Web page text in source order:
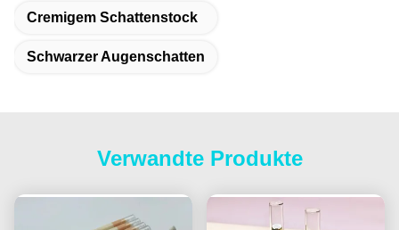
Cremigem Schattenstock
Schwarzer Augenschatten
Verwandte Produkte